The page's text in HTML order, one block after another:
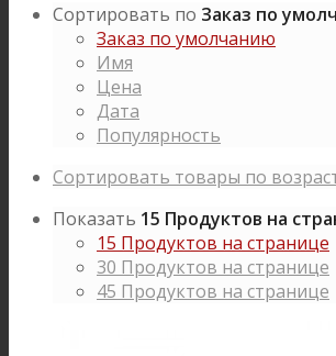
Сортировать по Заказ по
Заказ по умолчанию
Имя
Цена
Дата
Популярность
Сортировать товары по
Показать 15 Продуктов на
15 Продуктов на странице
30 Продуктов на странице
45 Продуктов на странице